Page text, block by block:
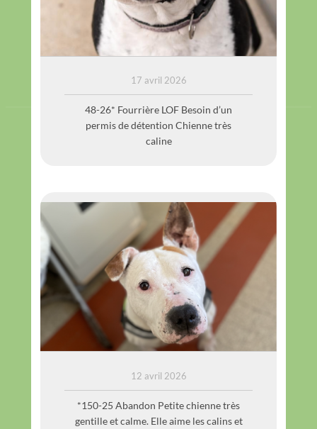
MAO
17 avril 2026
48-26* Fourrière LOF Besoin d’un
permis de détention Chienne très
caline
OXANA
12 avril 2026
*150-25 Abandon Petite chienne très
gentille et calme. Elle aime les calins et